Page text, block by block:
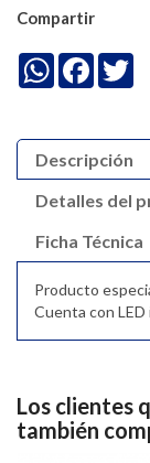
Compartir
WhatsApp
Facebook
Descripción
Detalles del
Ficha Técnica
Producto
Cuenta con
Los clientes
también